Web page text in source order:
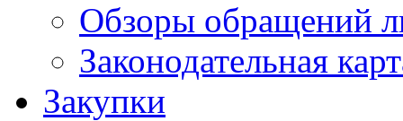
Обзоры обращений
Законодательная
Закупки